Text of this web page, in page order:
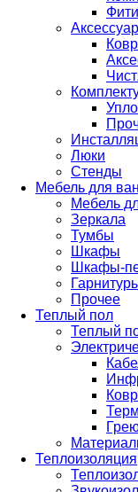
Люки
Стенды
Мебель для
Мебель
Зеркала
Тумбы
Шкафы
Шкафы-
Прочее
Теплый пол
Теплый
Теплоизоляция